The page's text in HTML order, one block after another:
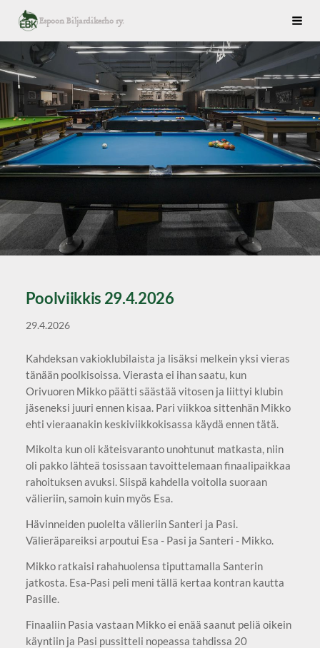
Siirry
sivun
sisältöön
Espoon Biljardikerho ry.
Poolviikkis 29.4.2026
29.4.2026
Kahdeksan vakioklubilaista ja lisäksi melkein yksi vieras
tänään poolkisoissa. Vierasta ei ihan saatu, kun
Orivuoren Mikko päätti säästää vitosen ja liittyi klubin
jäseneksi juuri ennen kisaa. Pari viikkoa sittenhän Mikko
ehti vieraanakin keskiviikkokisassa käydä ennen tätä.
Mikolta kun oli käteisvaranto unohtunut matkasta, niin
oli pakko lähteä tosissaan tavoittelemaan finaalipaikkaa
rahoituksen avuksi. Siispä kahdella voitolla suoraan
välieriin, samoin kuin myös Esa.
Hävinneiden puolelta välieriin Santeri ja Pasi.
Välieräpareiksi arpoutui Esa - Pasi ja Santeri - Mikko.
Mikko ratkaisi rahahuolensa tiputtamalla Santerin
jatkosta. Esa-Pasi peli meni tällä kertaa kontran kautta
Pasille.
Finaaliin Pasia vastaan Mikko ei enää saanut peliä oikein
käyntiin ja Pasi pussitteli nopeassa tahdissa 20